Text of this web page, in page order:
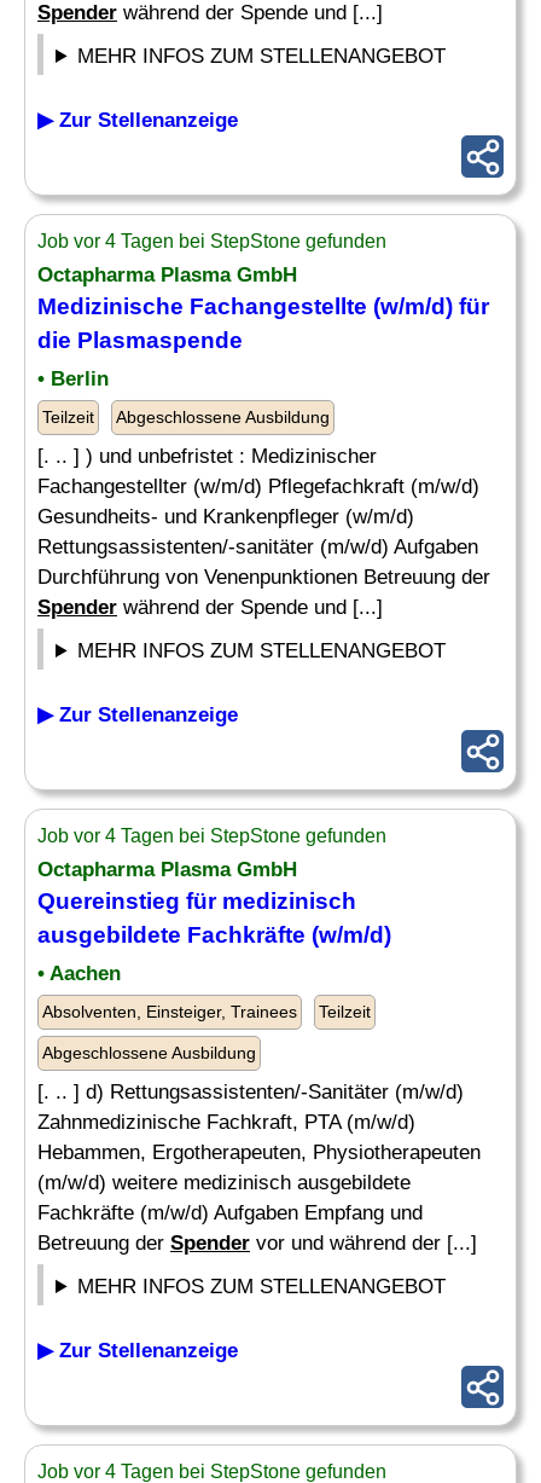
Spender während der Spende und [...]
MEHR INFOS ZUM STELLENANGEBOT
▶ Zur Stellenanzeige
Job vor 4 Tagen bei StepStone gefunden
Octapharma Plasma GmbH
Medizinische Fachangestellte (w/m/d) für
die Plasmaspende
• Berlin
Teilzeit Abgeschlossene Ausbildung
[. .. ] ) und unbefristet : Medizinischer
Fachangestellter (w/m/d) Pflegefachkraft (m/w/d)
Gesundheits- und Krankenpfleger (w/m/d)
Rettungsassistenten/-sanitäter (m/w/d) Aufgaben
Durchführung von Venenpunktionen Betreuung der
Spender während der Spende und [...]
MEHR INFOS ZUM STELLENANGEBOT
▶ Zur Stellenanzeige
Job vor 4 Tagen bei StepStone gefunden
Octapharma Plasma GmbH
Quereinstieg für medizinisch
ausgebildete Fachkräfte (w/m/d)
• Aachen
Absolventen, Einsteiger, Trainees Teilzeit
Abgeschlossene Ausbildung
[. .. ] d) Rettungsassistenten/-Sanitäter (m/w/d)
Zahnmedizinische Fachkraft, PTA (m/w/d)
Hebammen, Ergotherapeuten, Physiotherapeuten
(m/w/d) weitere medizinisch ausgebildete
Fachkräfte (m/w/d) Aufgaben Empfang und
Betreuung der Spender vor und während der [...]
MEHR INFOS ZUM STELLENANGEBOT
▶ Zur Stellenanzeige
Job vor 4 Tagen bei StepStone gefunden